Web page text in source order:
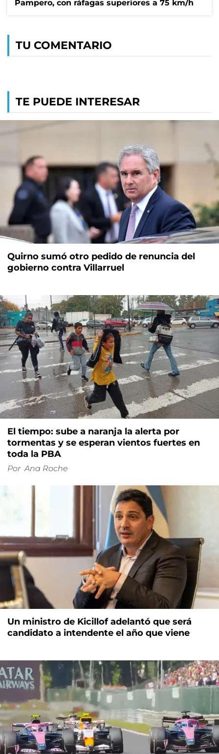
Pampero, con ráfagas superiores a 75 km/h
TU COMENTARIO
TE PUEDE INTERESAR
Quirno sumó otro pedido de renuncia del
gobierno contra Villarruel
El tiempo: sube a naranja la alerta por
tormentas y se esperan vientos fuertes en
toda la PBA
Por Ana Roche
Un ministro de Kicillof adelantó que será
candidato a intendente el año que viene